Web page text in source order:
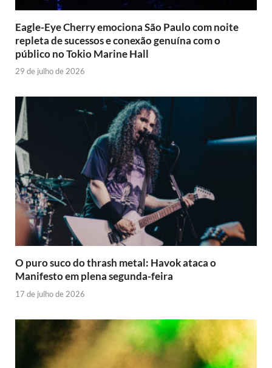
Eagle-Eye Cherry emociona São Paulo com noite
repleta de sucessos e conexão genuína com o
público no Tokio Marine Hall
29 de julho de 2026
O puro suco do thrash metal: Havok ataca o
Manifesto em plena segunda-feira
17 de julho de 2026